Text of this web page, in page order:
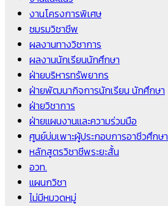
งานโครงการพิเศษ
ชมรมวิชาชีพ
ผลงานทางวิชาการ
ผลงานนักเรียนนักศึกษา
ฝ่ายบริหารทรัพยากร
ฝ่ายพัฒนากิจการนักเรียน นักศึกษา
ฝ่ายวิชาการ
ฝ่ายแผนงานและความร่วมมือ
ศูนย์บ่มเพาะผู้ประกอบการอาชีวศึกษา
หลักสูตรวิชาชีพระยะสั้น
อวท.
แผนกวิชา
ไม่มีหมวดหมู่